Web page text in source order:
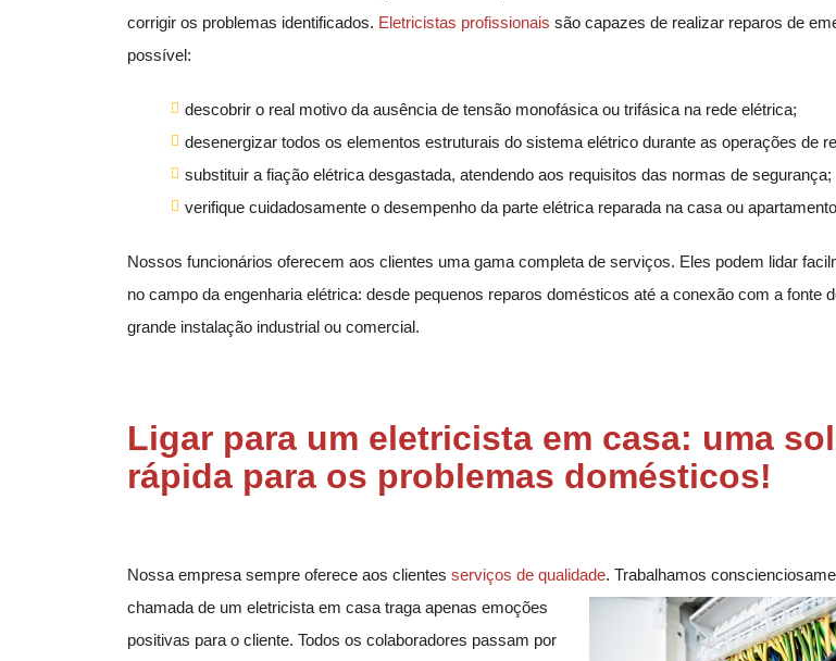
corrigir os problemas identificados. Eletricistas profissionais são capazes de realizar reparos de
possível:
descobrir o real motivo da ausência de tensão monofásica ou trifásica na rede elétrica;
desenergizar todos os elementos estruturais do sistema elétrico durante as operações de
substituir a fiação elétrica desgastada, atendendo aos requisitos das normas de segurança;
verifique cuidadosamente o desempenho da parte elétrica reparada na casa ou
Nossos funcionários oferecem aos clientes uma gama completa de serviços. Eles podem lidar
no campo da engenharia elétrica: desde pequenos reparos domésticos até a conexão com a fonte
grande instalação industrial ou comercial.
Ligar para um eletricista em casa: uma
rápida para os problemas domésticos!
Nossa empresa sempre oferece aos clientes serviços de qualidade. Trabalhamos
chamada de um eletricista em casa traga apenas emoções
positivas para o cliente. Todos os colaboradores passam por